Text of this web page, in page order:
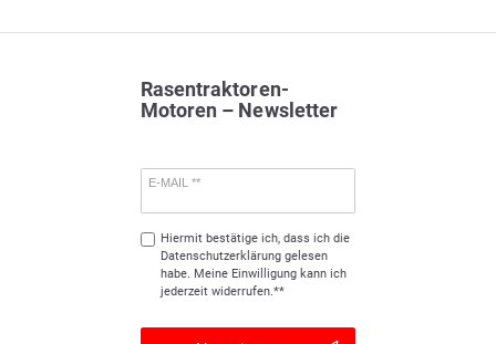
Rasentraktoren-
Motoren – Newsletter
E-MAIL **
Hiermit bestätige ich, dass ich die
Daten­schutz­erklärunggelesen
habe. Meine Einwilligung kann ich
jederzeit widerrufen.**